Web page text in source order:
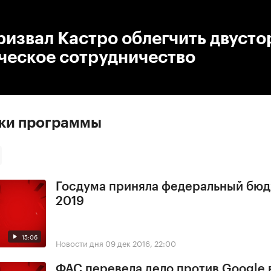
Кастро облегчить
сотрудничество
программы
15:06
Госдума приняла федеральный
2019
Новости дня 09 дек 2016, 22:00